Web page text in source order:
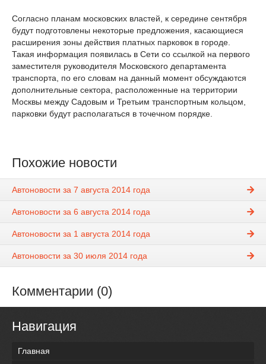
Согласно планам московских властей, к середине сентября
будут подготовлены некоторые предложения, касающиеся
расширения зоны действия платных парковок в городе.
Такая информация появилась в Сети со ссылкой на первого
заместителя руководителя Московского департамента
транспорта, по его словам на данный момент обсуждаются
дополнительные сектора, расположенные на территории
Москвы между Садовым и Третьим транспортным кольцом,
парковки будут располагаться в точечном порядке.
Похожие новости
Автоновости за 7 августа 2014 года
Автоновости за 6 августа 2014 года
Автоновости за 1 августа 2014 года
Автоновости за 30 июля 2014 года
Комментарии (0)
Навигация
Главная